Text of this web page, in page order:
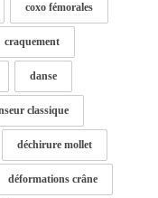
coxo fémorales
craquement
danse
classique
déchirure mollet
déformations crâne